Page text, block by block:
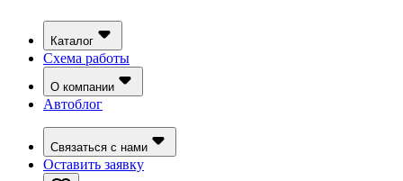
Каталог
Схема работы
О компании
Автоблог
Связаться с нами
Оставить заявку